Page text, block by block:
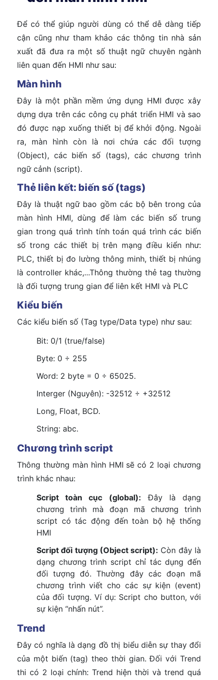
Để có thể giúp người dùng có thể dễ dàng tiếp
cận cũng như tham khảo các thông tin nhà sản
xuất đã đưa ra một số thuật ngữ chuyên ngành
liên quan đến HMI như sau:
Màn hình
Đây là một phần mềm ứng dụng HMI được xây
dựng dựa trên các công cụ phát triển HMI và sao
đó được nạp xuống thiết bị để khởi động. Ngoài
ra, màn hình còn là nơi chứa các đối tượng
(Object), các biến số (tags), các chương trình
ngữ cảnh (script).
Thẻ liên kết: biến số (tags)
Đây là thuật ngữ bao gồm các bộ bên trong của
màn hình HMI, dùng để làm các biến số trung
gian trong quá trình tính toán quá trình các biến
số trong các thiết bị trên mạng điều kiển như:
PLC, thiết bị đo lường thông minh, thiết bị nhúng
là controller khác,...Thông thường thẻ tag thường
là đối tượng trung gian để liên kết HMI và PLC
Kiểu biến
Các kiểu biến số (Tag type/Data type) như sau:
Bit: 0/1 (true/false)
Byte: 0 ÷ 255
Word: 2 byte = 0 ÷ 65025.
Interger (Nguyên): -32512 ÷ +32512
Long, Float, BCD.
String: abc.
Chương trình script
Thông thường màn hình HMI sẽ có 2 loại chương
trình khác nhau:
Script toàn cục (global): Đây là dạng
chương trình mà đoạn mã chương trình
script có tác động đến toàn bộ hệ thống
HMI
Script đối tượng (Object script): Còn đây là
dạng chương trình script chỉ tác dụng đến
đối tượng đó. Thường đây các đoạn mã
chương trình viết cho các sự kiện (event)
của đối tượng. Ví dụ: Script cho button, với
sự kiện “nhấn nút”.
Trend
Đây có nghĩa là dạng đồ thị biểu diễn sự thay đổi
của một biến (tag) theo thời gian. Đối với Trend
thi có 2 loại chính: Trend hiện thời và trend quá